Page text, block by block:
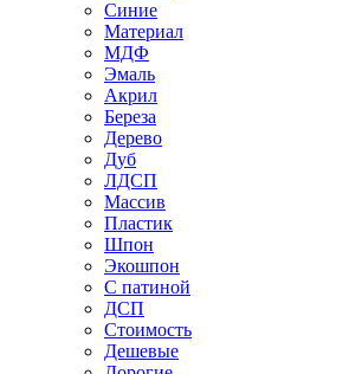
Синие
Материал
МДФ
Эмаль
Акрил
Береза
Дерево
Дуб
ЛДСП
Массив
Пластик
Шпон
Экошпон
С патиной
ДСП
Стоимость
Дешевые